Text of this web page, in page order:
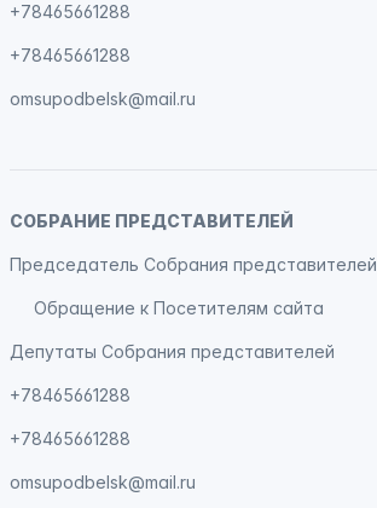
+78465661288
+78465661288
omsupodbelsk@mail.ru
СОБРАНИЕ ПРЕДСТАВИТЕЛЕЙ
Председатель Собрания представителей
Обращение к Посетителям сайта
Депутаты Собрания представителей
+78465661288
+78465661288
omsupodbelsk@mail.ru